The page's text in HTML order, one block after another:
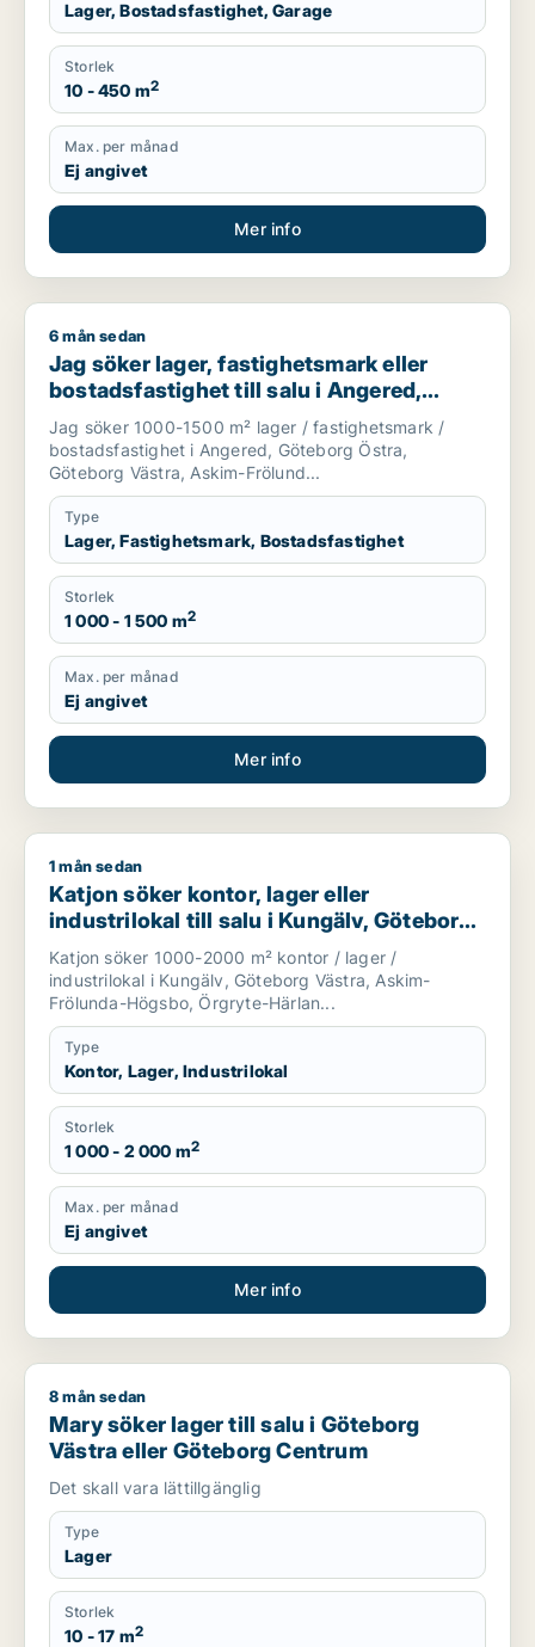
Lager, Bostadsfastighet, Garage
Storlek
10 - 450 m2
Max. per månad
Ej angivet
Mer info
Jag söker lager, fastighetsmark eller bostadsfastighet till
6 mån sedan
Jag söker lager, fastighetsmark eller
bostadsfastighet till salu i Angered,
Göteborg eller Askim-Frölunda-Högsbo
Jag söker 1000-1500 m² lager / fastighetsmark /
bostadsfastighet i Angered, Göteborg Östra,
Göteborg Västra, Askim-Frölund...
Type
Lager, Fastighetsmark, Bostadsfastighet
Storlek
1 000 - 1 500 m2
Max. per månad
Ej angivet
Mer info
Katjon söker kontor, lager eller industrilokal till salu i
1 mån sedan
Katjon söker kontor, lager eller
industrilokal till salu i Kungälv, Göteborg
Västra eller Askim-Frölunda-Högsbo m.fl.
Katjon söker 1000-2000 m² kontor / lager /
industrilokal i Kungälv, Göteborg Västra, Askim-
Frölunda-Högsbo, Örgryte-Härlan...
Type
Kontor, Lager, Industrilokal
Storlek
1 000 - 2 000 m2
Max. per månad
Ej angivet
Mer info
Mary söker lager till salu i Göteborg Västra eller Göteborg
8 mån sedan
Mary söker lager till salu i Göteborg
Västra eller Göteborg Centrum
Det skall vara lättillgänglig
Type
Lager
Storlek
10 - 17 m2